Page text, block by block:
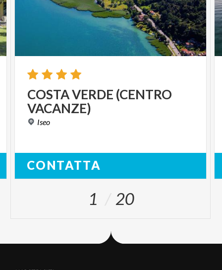
COSTAVERDE (CENTRO
VACANZE)
Iseo
CONTATTA
1 20